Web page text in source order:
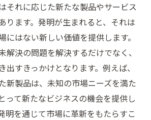
それに応じた新たな製品やサービス
ります。発明が生まれると、それは
にはない新しい価値を提供します。
解決の問題を解決するだけでなく、
出すきっかけとなります。例えば、
新製品は、未知の市場ニーズを満た
って新たなビジネスの機会を提供し
明を通じて市場に革新をもたらすこ